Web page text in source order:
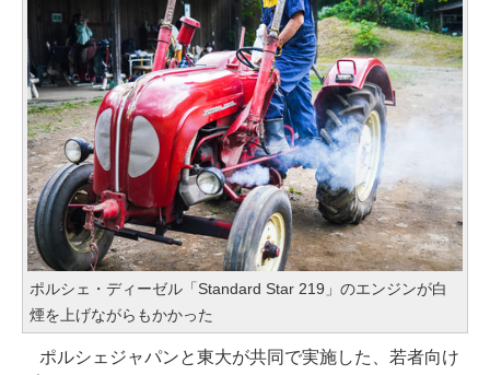
ポルシェ・ディーゼル「Standard Star 219」のエンジンが白
煙を上げながらもかかった
ポルシェジャパンと東大が共同で実施した、若者向け